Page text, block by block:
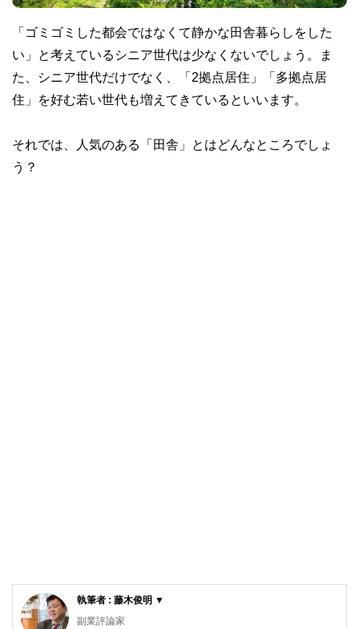
「ゴミゴミした都会ではなくて静かな田舎暮らしをした
い」と考えているシニア世代は少なくないでしょう。ま
た、シニア世代だけでなく、「2拠点居住」「多拠点居
住」を好む若い世代も増えてきているといいます。
それでは、人気のある「田舎」とはどんなところでしょ
う？
執筆者 : 藤木俊明 ▼
副業評論家